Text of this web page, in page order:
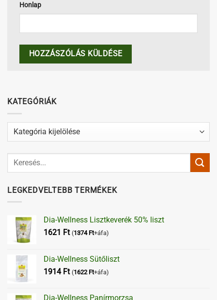
Honlap
KATEGÓRIÁK
Kategóriák
LEGKEDVELTEBB TERMÉKEK
Dia-Wellness Lisztkeverék 50% liszt
1621 Ft (1374 Ft+áfa)
Dia-Wellness Sütőliszt
1914 Ft (1622 Ft+áfa)
Dia-Wellness Panírmorzsa